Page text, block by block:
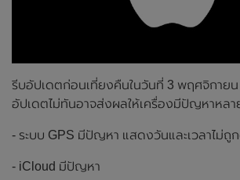
รีบอัปเดตก่อนเที่ยงคืนในวันที่ 3 พฤศจิกายน
อัปเดตไม่ทันอาจส่งผลให้เครื่องมีปัญหาหลา
- ระบบ GPS มีปัญหา แสดงวันและเวลาไม่ถู
- iCloud มีปัญหา